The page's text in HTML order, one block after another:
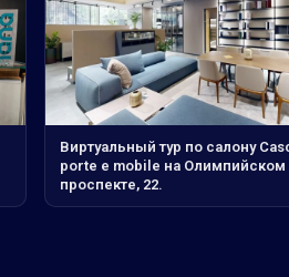
Виртуальный тур по салону
porte e mobile на Олимпийском
проспекте, 22.